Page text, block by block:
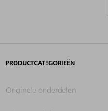
PRODUCTCATEGORIEËN
Originele onderdelen